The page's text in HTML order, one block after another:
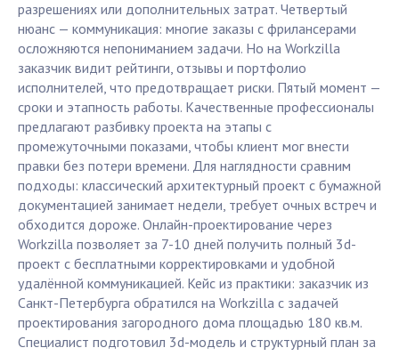
разрешениях или дополнительных затрат. Четвертый
нюанс — коммуникация: многие заказы с фрилансерами
осложняются непониманием задачи. Но на Workzilla
заказчик видит рейтинги, отзывы и портфолио
исполнителей, что предотвращает риски. Пятый момент —
сроки и этапность работы. Качественные профессионалы
предлагают разбивку проекта на этапы с
промежуточными показами, чтобы клиент мог внести
правки без потери времени. Для наглядности сравним
подходы: классический архитектурный проект с бумажной
документацией занимает недели, требует очных встреч и
обходится дороже. Онлайн-проектирование через
Workzilla позволяет за 7-10 дней получить полный 3d-
проект с бесплатными корректировками и удобной
удалённой коммуникацией. Кейс из практики: заказчик из
Санкт-Петербурга обратился на Workzilla с задачей
проектирования загородного дома площадью 180 кв.м.
Специалист подготовил 3d-модель и структурный план за